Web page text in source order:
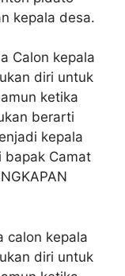
kepala desa.
Calon kepala
diri untuk
ketika
berarti
kepala
bapak Camat
calon kepala
diri untuk